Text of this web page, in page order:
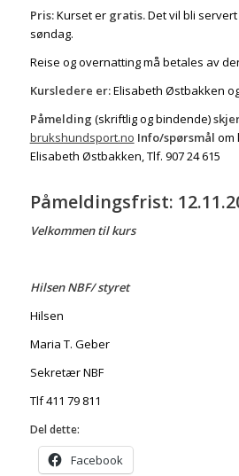
Pris:Kurset er gratis.Det vil bli
søndag.
Reise og overnatting må betales av
Kursledere er:Elisabeth Østbakken
Påmelding (skriftlig og bindende)
brukshundsport.no Info/spørsmål om
Elisabeth Østbakken, Tlf. 907 24 615
Påmeldingsfrist:
Velkommen til kurs
Hilsen NBF/ styret
Hilsen
Maria T. Geber
Sekretær NBF
Tlf 411 79 811
Del dette:
Facebook